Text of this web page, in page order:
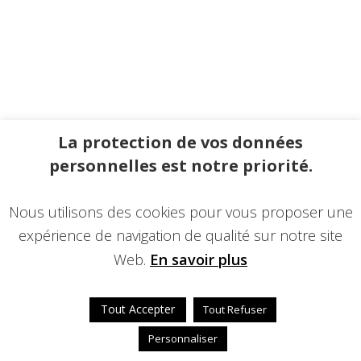
La protection de vos données
personnelles est notre priorité.
Nous utilisons des cookies pour vous proposer une
expérience de navigation de qualité sur notre site
Web. En savoir plus
Tout Accepter
Tout Refuser
Personnaliser